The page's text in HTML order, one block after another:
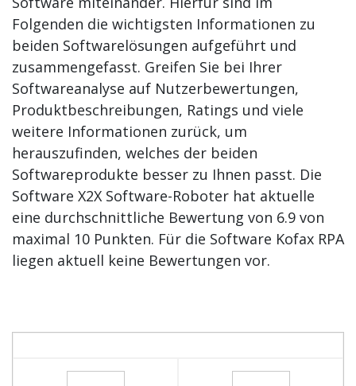
Folgenden die wichtigsten Informationen zu
beiden Softwarelösungen aufgeführt und
zusammengefasst. Greifen Sie bei Ihrer
Softwareanalyse auf Nutzerbewertungen,
Produktbeschreibungen, Ratings und viele
weitere Informationen zurück, um
herauszufinden, welches der beiden
Softwareprodukte besser zu Ihnen passt. Die
Software X2X Software-Roboter hat aktuelle
eine durchschnittliche Bewertung von 6.9 von
maximal 10 Punkten. Für die Software Kofax RPA
liegen aktuell keine Bewertungen vor.